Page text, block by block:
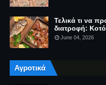
Τελικά τι να
διατροφή:
June 04, 2026
Αγροτικά